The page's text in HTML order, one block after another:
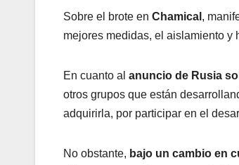
Sobre el brote en Chamical ,
mejores medidas, el aislamiento y
En cuanto al anuncio de Rusia
otros grupos que están
adquirirla, por participar en el
No obstante, bajo un cambio en